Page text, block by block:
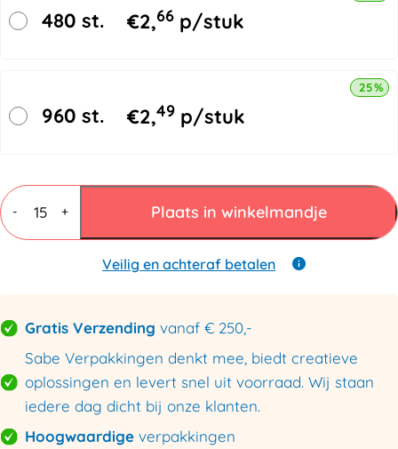
480 st. €2,66 p/stuk
960 st. €2,49 p/stuk
25%
-
Vouwdozen
7
mm
BC
+ Plaats in winkelmandje
Veilig en achteraf betalen
Gratis Verzending vanaf € 250,-
Sabe Verpakkingen denkt mee, biedt creatieve
oplossingen en levert snel uit voorraad. Wij staan
iedere dag dicht bij onze klanten.
Hoogwaardige verpakkingen